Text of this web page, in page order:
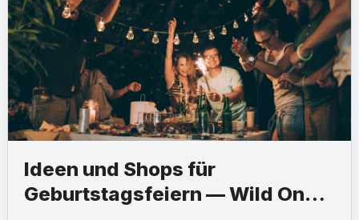
Ideen und Shops für
Geburtstagsfeiern — Wild One